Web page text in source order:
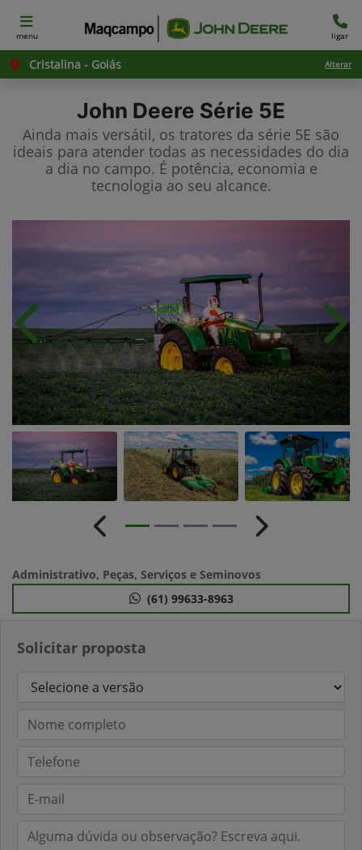
menu ligar
Cristalina - Goiás Alterar
John Deere Série 5E
Ainda mais versátil, os tratores da série 5E são
ideais para atender todas as necessidades do dia
a dia no campo. É potência, economia e
tecnologia ao seu alcance.
Solicitar proposta
Anterior
Anterior Próximo
Administrativo, Peças, Serviços e Seminovos
(61) 99633-8963